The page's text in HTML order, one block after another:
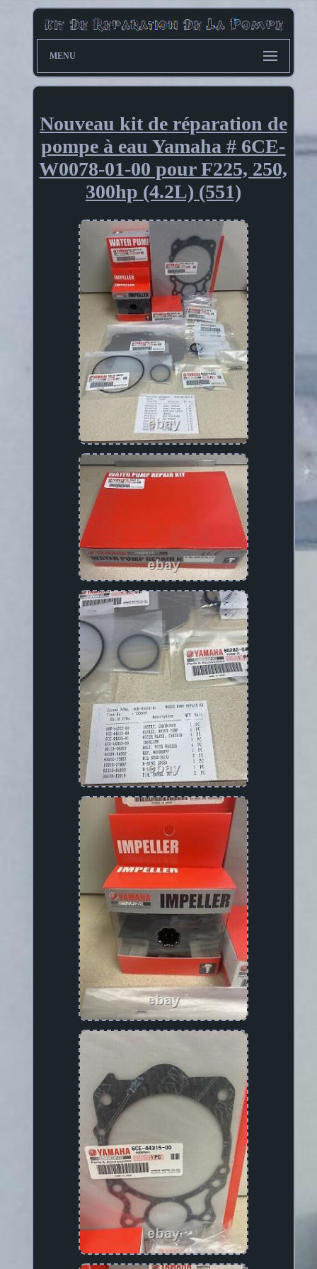
MENU
Nouveau kit de réparation de
pompe à eau Yamaha # 6CE-
W0078-01-00 pour F225, 250,
300hp (4.2L) (551)